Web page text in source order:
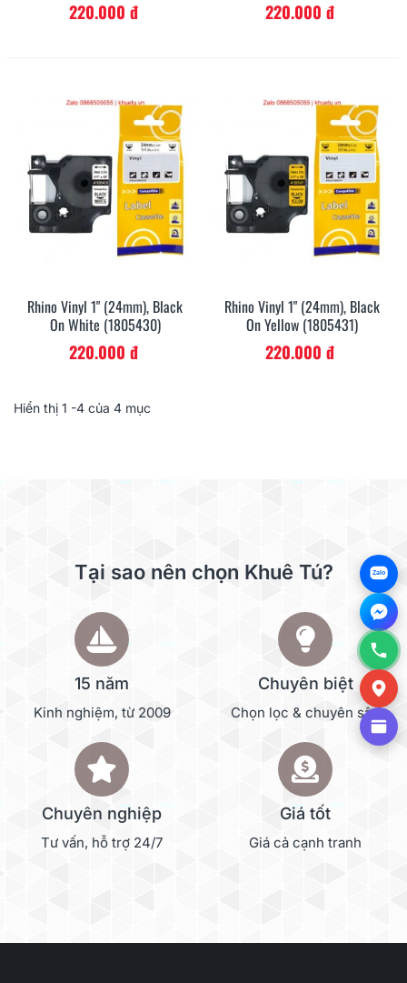
220.000 đ 220.000 đ
Rhino Vinyl 1" (24mm), Black
On White (1805430)
220.000 đ
Rhino Vinyl 1" (24mm), Black
On Yellow (1805431)
220.000 đ
Hiển thị 1 -4 của 4 mục
Tại sao nên chọn Khuê Tú?
15 năm
Kinh nghiệm, từ 2009
Chuyên biệt
Chọn lọc & chuyên sâu
Chuyên nghiệp
Tư vấn, hỗ trợ 24/7
Giá tốt
Giá cả cạnh tranh
Zalo